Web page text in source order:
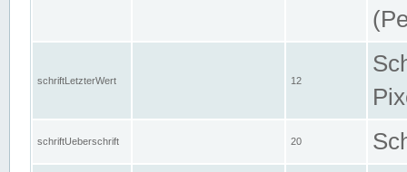
schriftLetzterWert 12
schriftUeberschrift 20